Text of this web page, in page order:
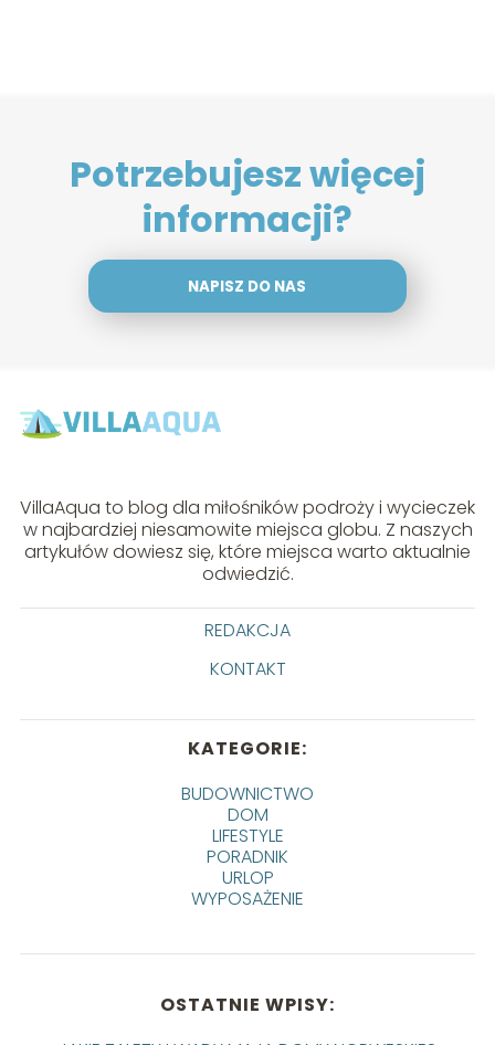
Potrzebujesz więcej
informacji?
NAPISZ DO NAS
VillaAqua to blog dla miłośników podroży i wycieczek
w najbardziej niesamowite miejsca globu. Z naszych
artykułów dowiesz się, które miejsca warto aktualnie
odwiedzić.
REDAKCJA
KONTAKT
KATEGORIE:
BUDOWNICTWO
DOM
LIFESTYLE
PORADNIK
URLOP
WYPOSAŻENIE
OSTATNIE WPISY: